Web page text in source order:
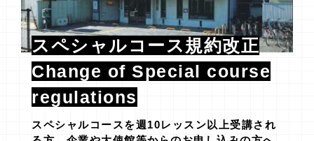
スペシャルコース規約改正
Change of Special course
regulations
スペシャルコースを週10レッスン以上受講され